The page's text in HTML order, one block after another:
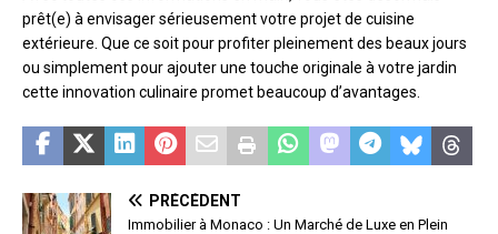
prêt(e) à envisager sérieusement votre projet de cuisine
extérieure. Que ce soit pour profiter pleinement des beaux jours
ou simplement pour ajouter une touche originale à votre jardin
cette innovation culinaire promet beaucoup d’avantages.
PRÉCÉDENT
Immobilier à Monaco : Un Marché de Luxe en Plein